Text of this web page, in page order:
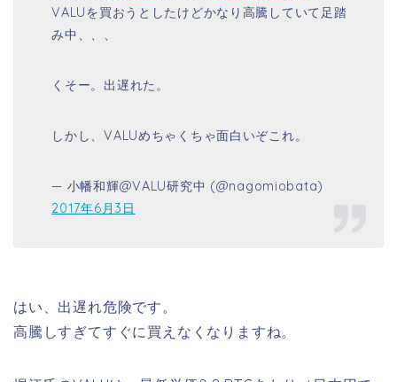
VALUを買おうとしたけどかなり高騰していて足踏
み中、、、
くそー。出遅れた。
しかし、VALUめちゃくちゃ面白いぞこれ。
— 小幡和輝@VALU研究中 (@nagomiobata)
2017年6月3日
はい、出遅れ危険です。
高騰しすぎてすぐに買えなくなりますね。